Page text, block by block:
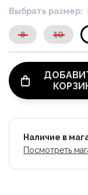
Выбрать размер:
8 10
Наличие в
Посмотреть